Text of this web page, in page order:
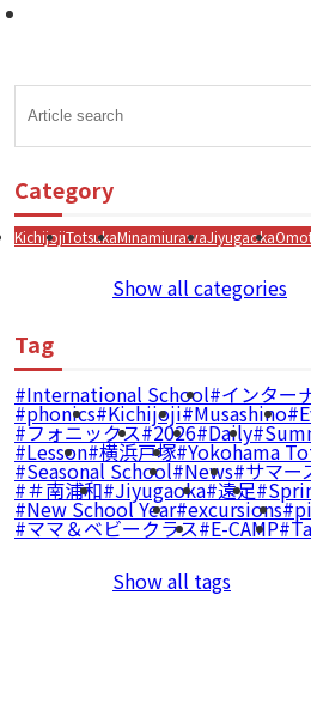
Category
KichijojiTotsukaMinamiurawaJiyugaoka
Show all categories
Tag
International School インター
phonics Kichijoji Musashino
フォニックス 2026 Daily
Lesson 横浜戸塚 Yokohama
Seasonal School News サマー
＃南浦和 Jiyugaoka 遠足
New School Year excursions
ママ＆ベビークラス E-CAMP
Show all tags